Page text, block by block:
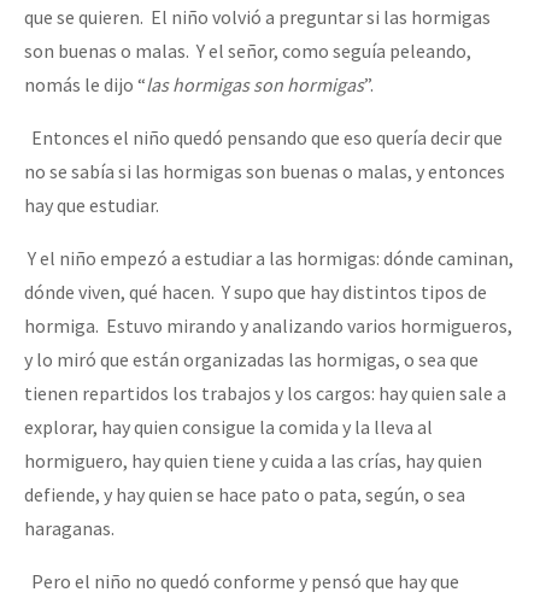
que se quieren. El niño volvió a preguntar si las hormigas
son buenas o malas. Y el señor, como seguía peleando,
nomás le dijo “las hormigas son hormigas”.
Entonces el niño quedó pensando que eso quería decir que
no se sabía si las hormigas son buenas o malas, y entonces
hay que estudiar.
Y el niño empezó a estudiar a las hormigas: dónde caminan,
dónde viven, qué hacen. Y supo que hay distintos tipos de
hormiga. Estuvo mirando y analizando varios hormigueros,
y lo miró que están organizadas las hormigas, o sea que
tienen repartidos los trabajos y los cargos: hay quien sale a
explorar, hay quien consigue la comida y la lleva al
hormiguero, hay quien tiene y cuida a las crías, hay quien
defiende, y hay quien se hace pato o pata, según, o sea
haraganas.
Pero el niño no quedó conforme y pensó que hay que